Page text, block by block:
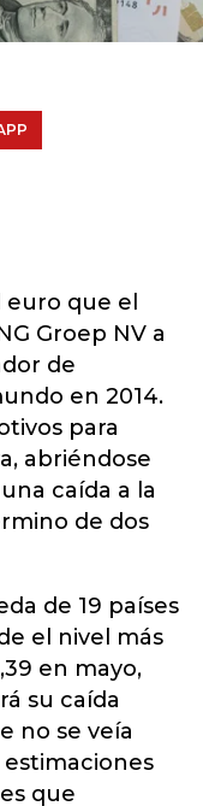
que el
Groep NV a
de
en 2014.
para
abriéndose
caída a la
de dos
de 19 países
el nivel más
en mayo,
su caída
no se veía
estimaciones
que